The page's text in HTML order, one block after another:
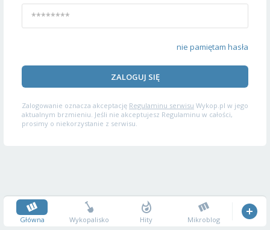
nie pamiętam hasła
ZALOGUJ SIĘ
Zalogowanie oznacza akceptację Regulaminu serwisu Wykop.pl w jego
aktualnym brzmieniu. Jeśli nie akceptujesz Regulaminu w całości,
prosimy o niekorzystanie z serwisu.
Główna Wykopalisko Hity Mikroblog